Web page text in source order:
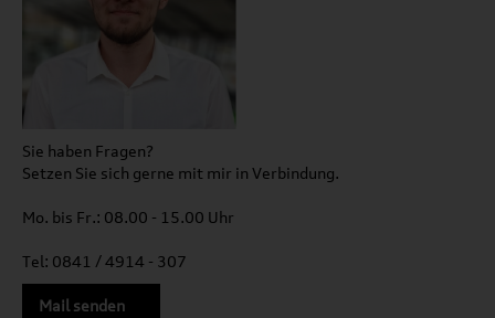
Sie haben Fragen?
Setzen Sie sich gerne mit mir in Verbindung.
Mo. bis Fr.: 08.00 - 15.00 Uhr
Tel: 0841 / 4914 - 307
Mail senden